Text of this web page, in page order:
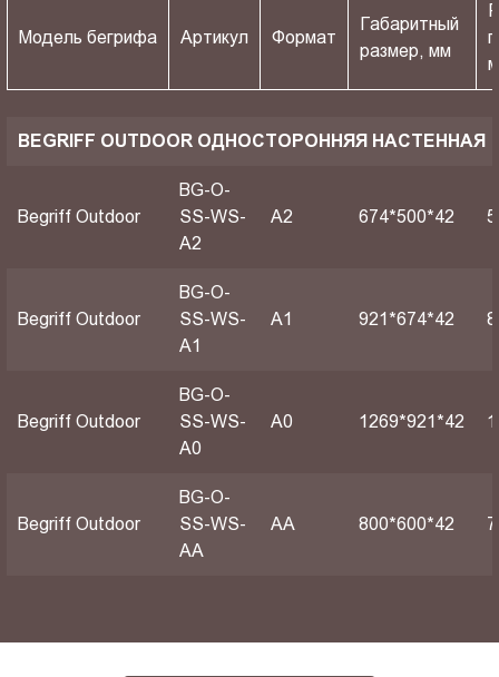
Модель бегрифа Артикул Формат
Габаритный
размер, мм
BEGRIFF OUTDOOR ОДНОСТОРОННЯЯ НАСТЕННАЯ
Begriff Outdoor
BG-O-
SS-WS-
A2
A2 674*500*42
Begriff Outdoor
BG-O-
SS-WS-
A1
A1 921*674*42
Begriff Outdoor
BG-O-
SS-WS-
A0
А0 1269*921*42
Begriff Outdoor
BG-O-
SS-WS-
AA
АА 800*600*42